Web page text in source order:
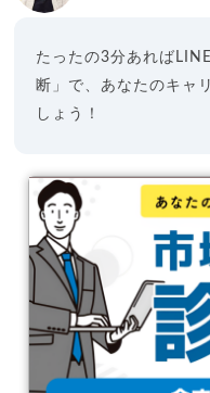
たったの3分あれば
断」で、あなたのキャ
しょう！